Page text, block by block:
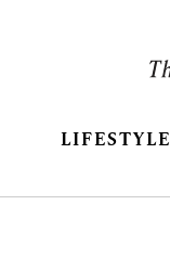
LIFESTYLE